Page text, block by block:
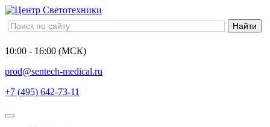
10:00 - 16:00 (МСК)
prod@sentech-medical.ru
+7 (495) 642-73-11